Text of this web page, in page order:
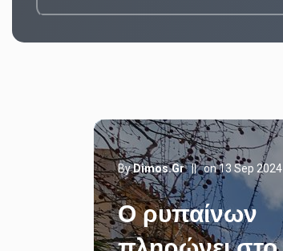
ByDimos.gr||on 13 Sep 2024
Ο ρυπαίνων